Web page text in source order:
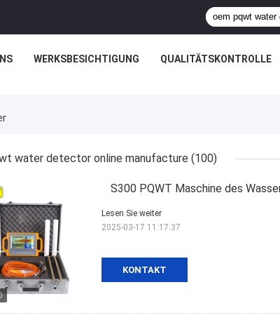
WERKSBESICHTIGUNG QUALITÄTSKONTROLLE
water detector online manufacture (100)
S300 PQWT Maschine des
KONTAKT
Lesen Sie weiter
2025-03-17 11:17:37